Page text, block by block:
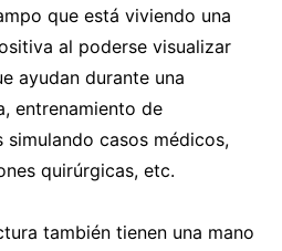
que está viviendo una
al poderse visualizar
ayudan durante una
entrenamiento de
casos médicos,
quirúrgicas, etc.
también tienen una mano